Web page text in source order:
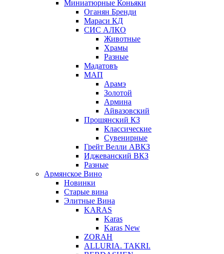
Миниатюрные Коньяки
Оганян Бренди
Мараси КД
СИС АЛКО
Животные
Храмы
Разные
Мадатовъ
МАП
Арамэ
Золотой
Армина
Айвазовский
Прошянский КЗ
Классические
Сувенирные
Грейт Велли АВКЗ
Иджеванский ВКЗ
Разные
Армянское Вино
Новинки
Старые вина
Элитные Вина
KARAS
Karas
Karas New
ZORAH
ALLURIA. TAKRI.